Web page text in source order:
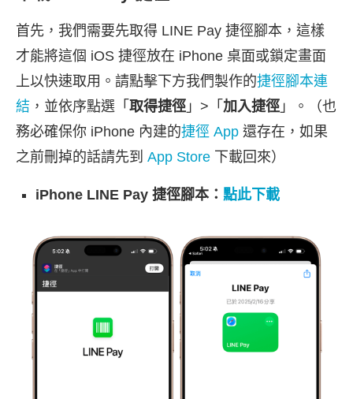
首先，我們需要先取得 LINE Pay 捷徑腳本，這樣
才能將這個 iOS 捷徑放在 iPhone 桌面或鎖定畫面
上以快速取用。請點擊下方我們製作的捷徑腳本連
結 ，並依序點選「 取得捷徑 」>「 加入捷徑 」。（也
務必確保你 iPhone 內建的捷徑 App 還存在，如果
之前刪掉的話請先到 App Store 下載回來）
iPhone LINE Pay 捷徑腳本： 點此下載